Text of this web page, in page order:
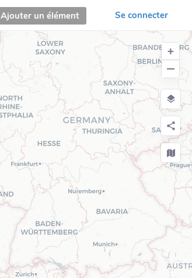
Ajouter un élément Se connecter
+
−